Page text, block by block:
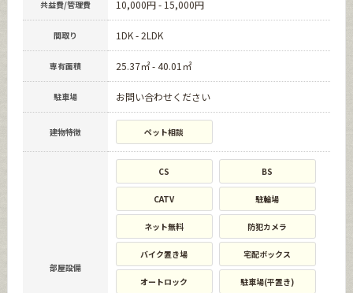
共益費/管理費 10,000円 - 15,000円
間取り 1DK - 2LDK
専有面積 25.37㎡ - 40.01㎡
駐車場 お問い合わせください
建物特徴 ペット相談
部屋設備
CS BS
CATV 駐輪場
ネット無料 防犯カメラ
バイク置き場 宅配ボックス
オートロック 駐車場(平置き)